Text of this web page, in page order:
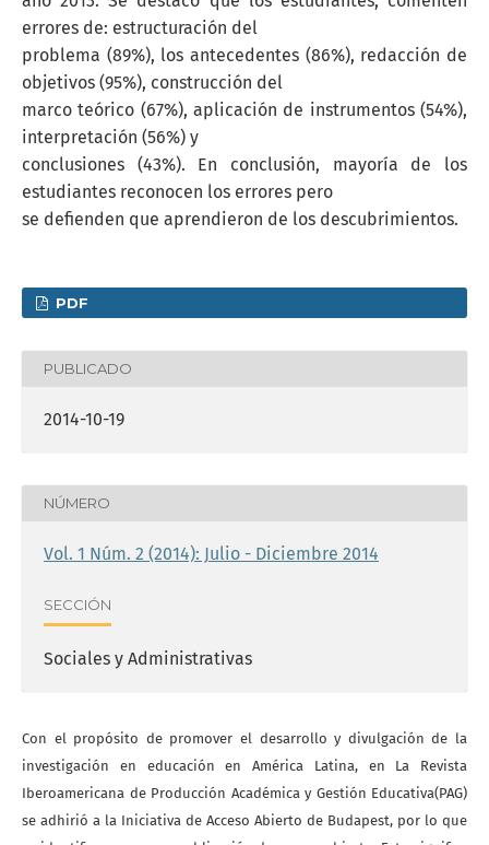
errores de: estructuración del
problema (89%), los antecedentes (86%), redacción de
objetivos (95%), construcción del
marco teórico (67%), aplicación de instrumentos (54%),
interpretación (56%) y
conclusiones (43%). En conclusión, mayoría de los
estudiantes reconocen los errores pero
se defienden que aprendieron de los descubrimientos.
PDF
PUBLICADO
2014-10-19
NÚMERO
Vol. 1 Núm. 2 (2014): Julio - Diciembre 2014
SECCIÓN
Sociales y Administrativas
Con el propósito de promover el desarrollo y divulgación de la
investigación en educación en América Latina, en La Revista
Iberoamericana de Producción Académica y Gestión Educativa(PAG)
se adhirió a la Iniciativa de Acceso Abierto de Budapest, por lo que